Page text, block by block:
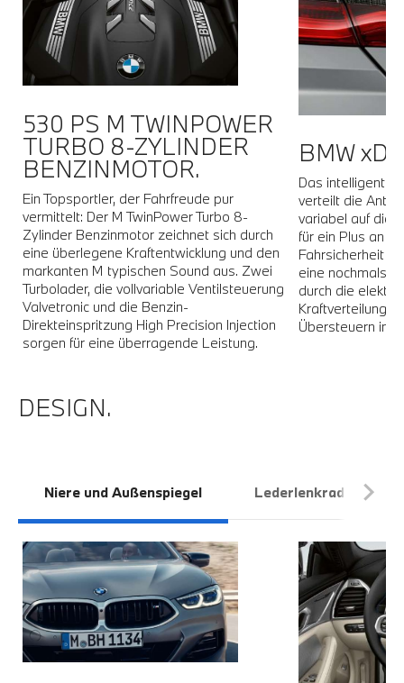
530 PS M TWINPOWER
TURBO 8-ZYLINDER
BENZINMOTOR.
Ein Topsportler, der Fahrfreude pur
vermittelt: Der M TwinPower Turbo 8-
Zylinder Benzinmotor zeichnet sich durch
eine überlegene Kraftentwicklung und den
markanten M typischen Sound aus. Zwei
Turbolader, die vollvariable Ventilsteuerung
Valvetronic und die Benzin-
Direkteinspritzung High Precision Injection
sorgen für eine überragende Leistung.
BMW
Das intelligente
verteilt die
variabel auf die
für ein Plus an
Fahrsicherheit in
eine nochmals
durch die
Kraftverteilung
Übersteuern in
DESIGN.
Niere und Außenspiegel Lederlenkrad